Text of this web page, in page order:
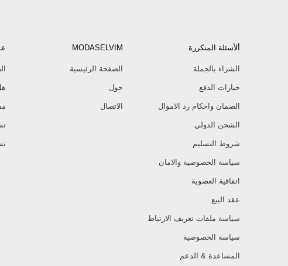
ألأسئلة المتكررة
الشراء بالجملة
خيارات الدفع
الضمان واحكام رد الاموال
الشحن الدولي
شروط التسليم
سياسة الخصوصية والامان
اتفاقية العضوية
عقد البيع
سياسة ملفات تعريف الارتباط
سياسة الخصوصية
المساعدة & الدعم
MODASELVIM
الصفحة الرئيسية
حول
الاتصال